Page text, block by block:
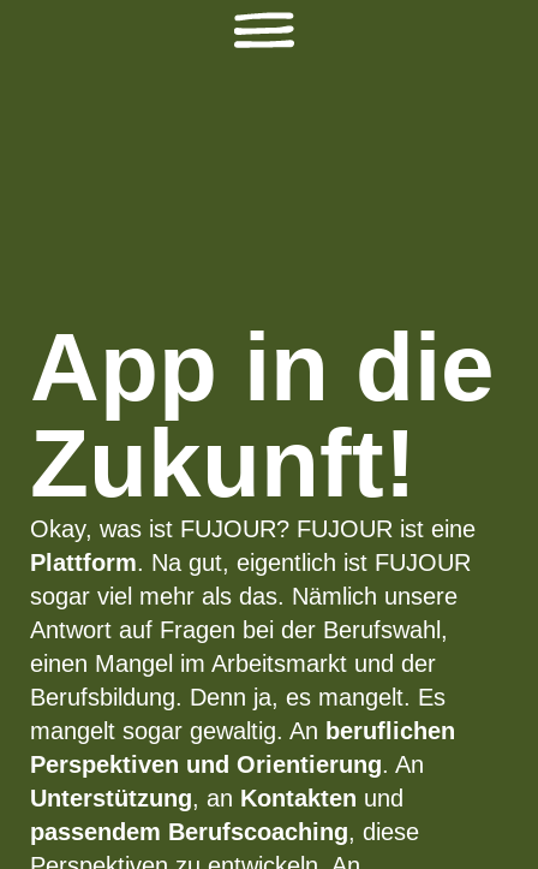
App in die
Zukunft!
Okay, was ist FUJOUR? FUJOUR ist eine
Plattform. Na gut, eigentlich ist FUJOUR
sogar viel mehr als das. Nämlich unsere
Antwort auf Fragen bei der Berufswahl,
einen Mangel im Arbeitsmarkt und der
Berufsbildung. Denn ja, es mangelt. Es
mangelt sogar gewaltig. An beruflichen
Perspektiven und Orientierung. An
Unterstützung, an Kontakten und
passendem Berufscoaching, diese